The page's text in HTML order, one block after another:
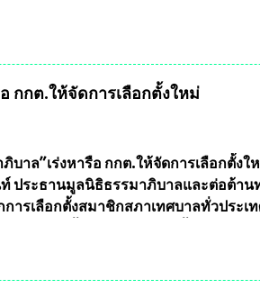
พระเครื่องหลวงพ่อคูณ มีเพียงบางรุ่นเท่
แบบถาวรบ้าง ก็คงจะมีการคัดเลือกเพียงบ
การประกวดต้องมีคุณสมบัติชัดเจนดังนี้
มายเลข (พร้อมทั้งมีการทำลายบล๊อก โค๊
จำนวนการจัดสร้างให้ชัดเจน ว่าสร้างจำ
กกต.ให้จัดการเลือกตั้งใหม่
ภิบาล”เร่งหารือ กกต.ให้จัดการเลือกตั้
ประธานมูลนิธิธรรมาภิบาลและต่อต้านทุ
การเลือกตั้งสมาชิกสภาเทศบาลทั่วประ
ยการเลือกตั้ง นายณัฏฐ์ ธีรณัฐสุภานนท์ เปิ